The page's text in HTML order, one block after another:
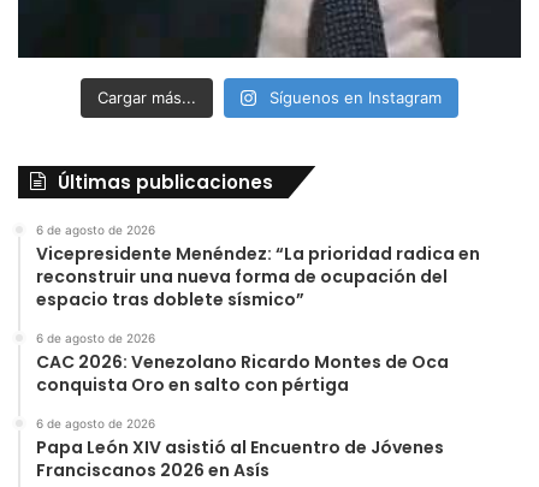
Cargar más... Síguenos en Instagram
Últimas publicaciones
6 de agosto de 2026
Vicepresidente Menéndez: “La prioridad radica en
reconstruir una nueva forma de ocupación del
espacio tras doblete sísmico”
6 de agosto de 2026
CAC 2026: Venezolano Ricardo Montes de Oca
conquista Oro en salto con pértiga
6 de agosto de 2026
Papa León XIV asistió al Encuentro de Jóvenes
Franciscanos 2026 en Asís